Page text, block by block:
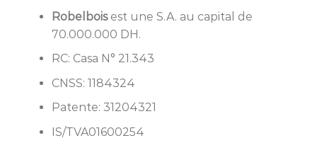
Robelboisest une S.A. au capital de
70.000.000 DH.
RC: Casa N° 21.343
CNSS: 1184324
Patente: 31204321
IS/TVA01600254